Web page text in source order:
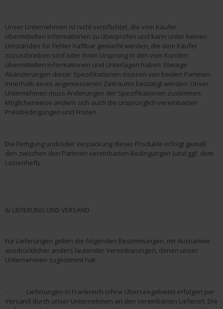
Unser Unternehmen ist nicht verpflichtet, die vom Käufer
übermittelten Informationen zu überprüfen und kann unter keinen
Umständen für Fehler haftbar gemacht werden, die dem Käufer
zuzuschreiben sind oder ihren Ursprung in den vom Kunden
übermittelten Informationen und Unterlagen haben. Etwaige
Abänderungen dieser Spezifikationen müssen von beiden Parteien
innerhalb eines angemessenen Zeitraums bestätigt werden. Unser
Unternehmen muss Änderungen der Spezifikationen zustimmen.
Möglicherweise ändern sich auch die ursprünglich vereinbarten
Preisbedingungen und Fristen.
Die Fertigung und/oder Verpackung dieser Produkte erfolgt gemäß
den zwischen den Parteien vereinbarten Bedingungen (und ggf. dem
Lastenheft).
6/ LIEFERUNG UND VERSAND
Für Lieferungen gelten die folgenden Bestimmungen, mit Ausnahme
ausdrücklicher anders lautender Vereinbarungen, denen unser
Unternehmen zugestimmt hat:
- Lieferungen in Frankreich (ohne Überseegebiete) erfolgen per
Versand durch unser Unternehmen an den vereinbarten Lieferort. Die